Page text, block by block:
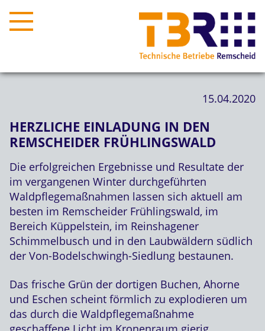
15.04.2020
HERZLICHE EINLADUNG IN DEN
REMSCHEIDER FRÜHLINGSWALD
Die erfolgreichen Ergebnisse und Resultate der
im vergangenen Winter durchgeführten
Waldpflegemaßnahmen lassen sich aktuell am
besten im Remscheider Frühlingswald, im
Bereich Küppelstein, im Reinshagener
Schimmelbusch und in den Laubwäldern südlich
der Von-Bodelschwingh-Siedlung bestaunen.
Das frische Grün der dortigen Buchen, Ahorne
und Eschen scheint förmlich zu explodieren um
das durch die Waldpflegemaßnahme